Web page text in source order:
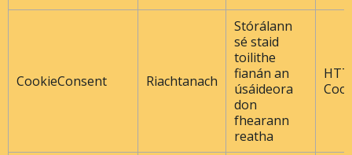
CookieConsent Riachtanach
Stórálann
sé staid
toilithe
fianán an
úsáideora
don
fhearann ​​
reatha